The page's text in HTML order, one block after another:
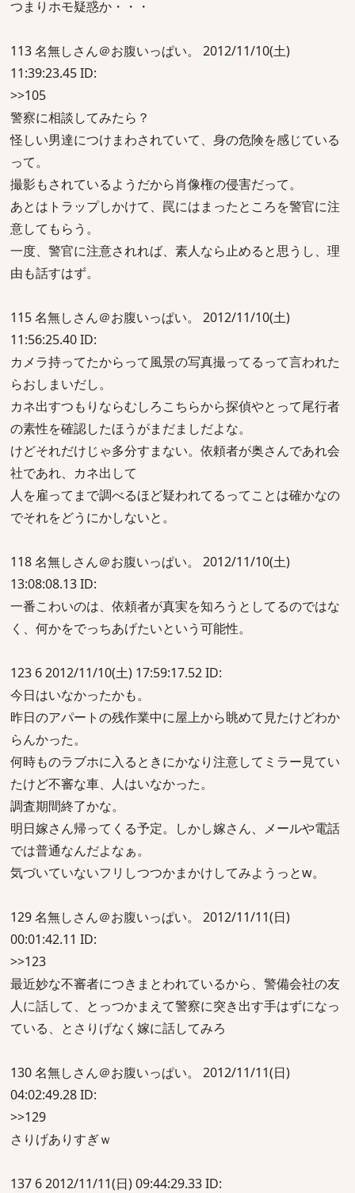
つまりホモ疑惑か・・・
113 名無しさん＠お腹いっぱい。 2012/11/10(土)
11:39:23.45 ID:
>>105
警察に相談してみたら？
怪しい男達につけまわされていて、身の危険を感じている
って。
撮影もされているようだから肖像権の侵害だって。
あとはトラップしかけて、罠にはまったところを警官に注
意してもらう。
一度、警官に注意されれば、素人なら止めると思うし、理
由も話すはず。
115 名無しさん＠お腹いっぱい。 2012/11/10(土)
11:56:25.40 ID:
カメラ持ってたからって風景の写真撮ってるって言われた
らおしまいだし。
カネ出すつもりならむしろこちらから探偵やとって尾行者
の素性を確認したほうがまだましだよな。
けどそれだけじゃ多分すまない。依頼者が奥さんであれ会
社であれ、カネ出して
人を雇ってまで調べるほど疑われてるってことは確かなの
でそれをどうにかしないと。
118 名無しさん＠お腹いっぱい。 2012/11/10(土)
13:08:08.13 ID:
一番こわいのは、依頼者が真実を知ろうとしてるのではな
く、何かをでっちあげたいという可能性。
123 6 2012/11/10(土) 17:59:17.52 ID:
今日はいなかったかも。
昨日のアパートの残作業中に屋上から眺めて見たけどわか
らんかった。
何時ものラブホに入るときにかなり注意してミラー見てい
たけど不審な車、人はいなかった。
調査期間終了かな。
明日嫁さん帰ってくる予定。しかし嫁さん、メールや電話
では普通なんだよなぁ。
気づいていないフリしつつかまかけしてみようっとw。
129 名無しさん＠お腹いっぱい。 2012/11/11(日)
00:01:42.11 ID:
>>123
最近妙な不審者につきまとわれているから、警備会社の友
人に話して、とっつかまえて警察に突き出す手はずになっ
ている、とさりげなく嫁に話してみろ
130 名無しさん＠お腹いっぱい。 2012/11/11(日)
04:02:49.28 ID:
>>129
さりげありすぎｗ
137 6 2012/11/11(日) 09:44:29.33 ID: